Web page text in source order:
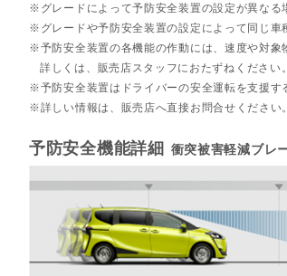
グレードによって予防安全装置の設定が異なる
グレードや予防安全装置の設定によって同じ
予防安全装置の各機能の作動には、速度や対
詳しくは、販売店スタッフにおたずねください。
予防安全装置はドライバーの安全運転を支援
詳しい情報は、販売店へ直接お問合せください。
予防安全機能詳細 衝突被害軽減ブレ